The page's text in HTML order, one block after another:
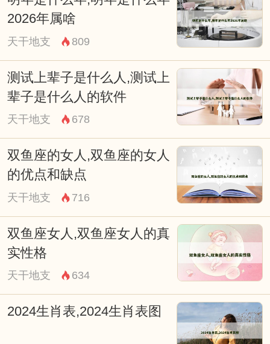
种跨越宗派的普适性，恰恰印证了其教法适
应不同根器的殊胜之处。
深入探究其哲学内涵，不难发现“不
动”实为动态平衡的最高形式，如同水面倒
影随波而变却始终反映真实景象，真正的觉
悟者虽应机示现种种变化，内心始终处于不
生不灭的状态，这种辩证思维与《楞严经》
中“常住真心”的理念形成呼应，也为现代人
提供了应对纷扰世界的修行范式——在变动
不居的时代浪潮中保持清醒觉知。
不动尊菩萨既是佛法的象征符号，也是
实践路径的具体指引，无论是艺术造像的视
觉震撼，还是咒语法门的实修效用，都指向
同一个核心：透过外在形式的庄严怖畏，最
2026年属啥
天干地支 809
测试上辈子是什么人,测试上
辈子是什么人的软件
天干地支 678
双鱼座的女人,双鱼座的女人
的优点和缺点
天干地支 716
双鱼座女人,双鱼座女人的真
实性格
天干地支 634
2024生肖表,2024生肖表图